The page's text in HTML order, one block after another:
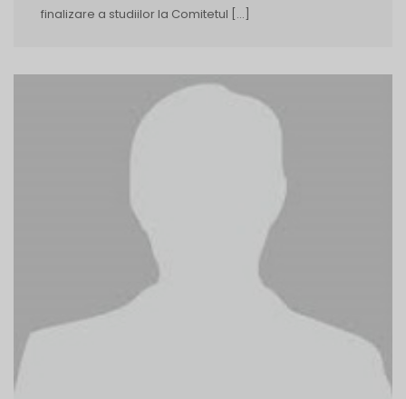
finalizare a studiilor la Comitetul […]